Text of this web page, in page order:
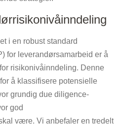
i en robust standard
for leverandørsamarbeid er å
risikonivåinndeling. Denne
å klassifisere potensielle
grundig due diligence-
god
være. Vi anbefaler en tredelt